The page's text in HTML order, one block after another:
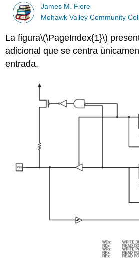
James M. Fiore
Mohawk Valley Community
La figura\(\PageIndex{1}\)
adicional que se centra
entrada.